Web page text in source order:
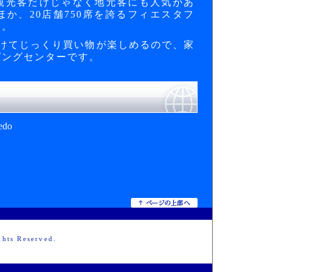
客だけじゃなく地元客にも人気があ
か、20店舗750席を誇るフィエスタフ
てじっくり買い物が楽しめるので、家
グセンターです。
Reserved.